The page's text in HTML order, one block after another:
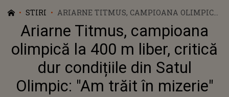
STIRI
ARIARNE TITMUS, CAMPIOANA OLIMPICĂ
LA 400 M LIBER, CRITICĂ DUR CONDIȚIILE
DIN SATUL OLIMPIC: "AM TRĂIT ÎN
MIZERIE"
Ariarne Titmus, campioana
olimpică la 400 m liber, critică
dur condițiile din Satul
Olimpic: "Am trăit în mizerie"